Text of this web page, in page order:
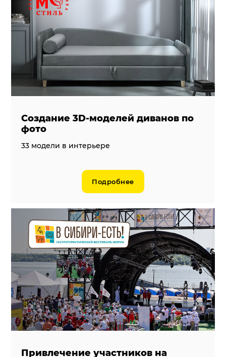
Создание 3D-моделей диванов по
фото
33 модели в интерьере
Подробнее
Привлечение участников на